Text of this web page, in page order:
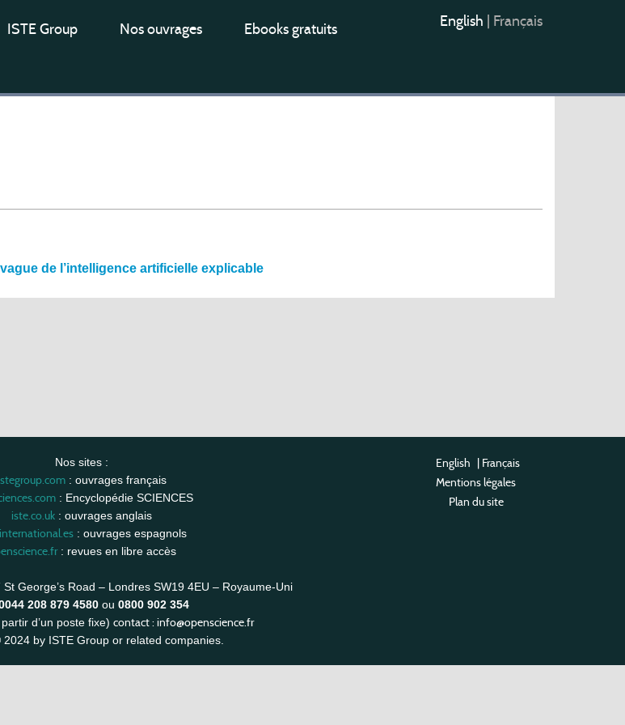
ISTE Group Nos ouvrages Ebooks gratuits English Français
de l’intelligence artificielle explicable
Nos sites :
: ouvrages français
: Encyclopédie SCIENCES
iste.co.uk : ouvrages anglais
: ouvrages espagnols
: revues en libre accès
George’s Road – Londres SW19 4EU – Royaume-Uni
208 879 4580 ou 0800 902 354
d’un poste fixe) contact : info@openscience.fr
by ISTE Group or related companies.
English | Français
Mentions légales
Plan du site